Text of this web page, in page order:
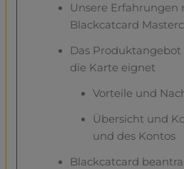
Unsere Erfahrungen
Blackcatcard
Das
die Karte eignet
Vorteile und
Übersicht und
und des Kontos
Blackcatcard